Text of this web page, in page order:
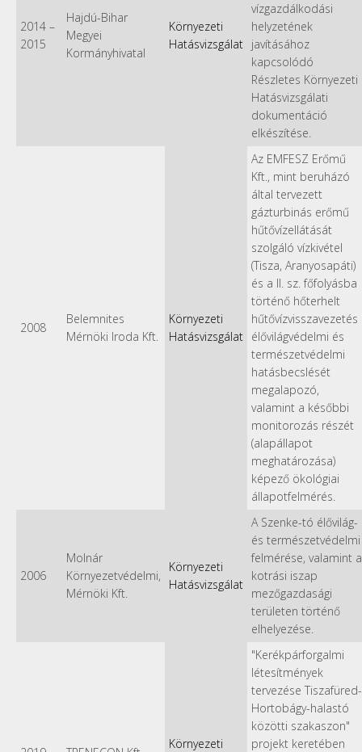
2014 –
2015
Hajdú-Bihar
Megyei
Kormányhivatal
Környezeti
Hatásvizsgálat
vízgazdálkodási
helyzetének
javításához
kapcsolódó
Részletes Környezeti
Hatásvizsgálati
dokumentáció
elkészítése.
2008
Belemnites
Mérnöki Iroda Kft.
Környezeti
Hatásvizsgálat
Az EMFESZ Erőmű
Kft., mint beruházó
által tervezett
gázturbinás erőmű
hűtővízellátását
szolgáló vízkivétel
(Tisza, Aranyosapáti)
és a II. sz. főfolyásba
történő hőterhelt
hűtővízvisszavezetés
élővilágvédelmi és
természetvédelmi
hatásbecslését
megalapozó,
valamint a későbbi
monitorozás részét
(alapállapot
meghatározása)
képező ökológiai
állapotfelmérés.
2006
Molnár
Környezetvédelmi,
Mérnöki Kft.
Környezeti
Hatásvizsgálat
A Szenke-tó élővilág-
és természetvédelmi
felmérése, valamint a
kotrási iszap
mezőgazdasági
területen történő
elhelyezése.
Környezeti
"Kerékpárforgalmi
létesítmények
tervezése Tiszafüred-
Hortobágy-halastó
közötti szakaszon"
projekt keretében